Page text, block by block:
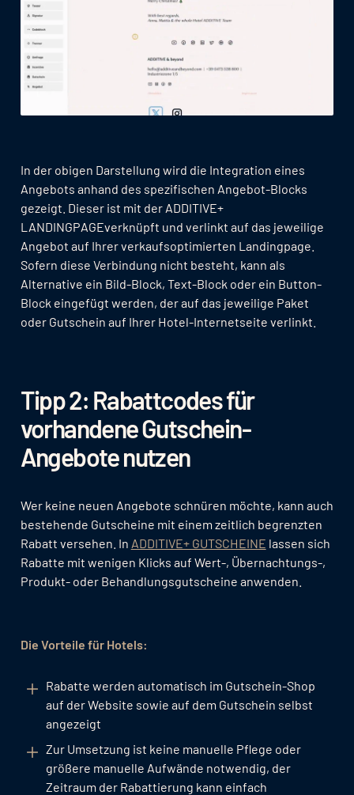
In der obigen Darstellung wird die Integration eines
Angebots anhand des spezifischen Angebot-Blocks
gezeigt. Dieser ist mit der ADDITIVE+
LANDINGPAGEverknüpft und verlinkt auf das jeweilige
Angebot auf Ihrer verkaufsoptimierten Landingpage.
Sofern diese Verbindung nicht besteht, kann als
Alternative ein Bild-Block, Text-Block oder ein Button-
Block eingefügt werden, der auf das jeweilige Paket
oder Gutschein auf Ihrer Hotel-Internetseite verlinkt.
Tipp 2: Rabattcodes für
vorhandene Gutschein-
Angebote nutzen
Wer keine neuen Angebote schnüren möchte, kann auch
bestehende Gutscheine mit einem zeitlich begrenzten
Rabatt versehen. In ADDITIVE+ GUTSCHEINE lassen sich
Rabatte mit wenigen Klicks auf Wert-, Übernachtungs-,
Produkt- oder Behandlungsgutscheine anwenden.
Die Vorteile für Hotels:
Rabatte werden automatisch im Gutschein-Shop
auf der Website sowie auf dem Gutschein selbst
angezeigt
Zur Umsetzung ist keine manuelle Pflege oder
größere manuelle Aufwände notwendig, der
Zeitraum der Rabattierung kann einfach